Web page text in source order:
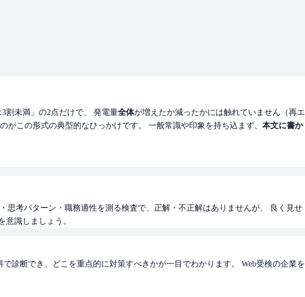
割未満」の2点だけで、 発電量全体が増えたか減ったかには触れていません（再エ
この形式の典型的なひっかけです。 一般常識や印象を持ち込まず、 本文に書か
思考パターン・職務適性を測る検査で、正解・不正解はありませんが、 良く見せ
意識しましょう。
診断でき、どこを重点的に対策すべきかが一目でわかります。 Web受検の企業を